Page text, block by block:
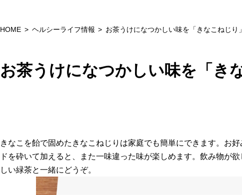
HOME ヘルシーライフ情報 お茶うけになつかしい味を「きなこねじり」
お茶うけになつかしい味を「き
きなこを飴で固めたきなこねじりは家庭でも簡単にできます。お
ドを砕いて加えると、また一味違った味が楽しめます。飲み物が
しい緑茶と一緒にどうぞ。